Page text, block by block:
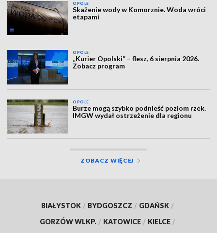
OPOLE
Skażenie wody w Komorznie. Woda wróci
etapami
OPOLE
„Kurier Opolski” – flesz, 6 sierpnia 2026.
Zobacz program
OPOLE
Burze mogą szybko podnieść poziom rzek.
IMGW wydał ostrzeżenie dla regionu
ZOBACZ WIĘCEJ
BIAŁYSTOK / BYDGOSZCZ / GDAŃSK /
GORZÓW WLKP. / KATOWICE / KIELCE /